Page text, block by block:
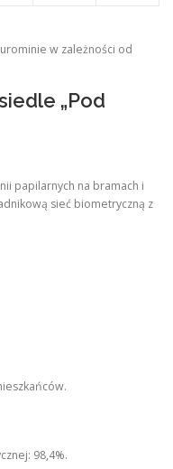
w zależności od
„Pod
papilarnych na bramach i
sieć biometryczną z
98,4%.